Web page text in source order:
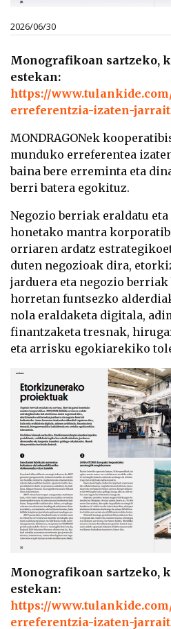
2026/06/30
Monografikoan sartzeko,
estekan:
https://
erreferentzia-izaten-
MONDRAGONek
munduko erreferentea
baina bere erreminta eta
berri batera egokituz.
Negozio berriak eraldatu
honetako mantra
orriaren ardatz
duten negozioak dira,
jarduera eta negozio
horretan funtsezko
nola eraldaketa digitala,
finantzaketa tresnak,
eta arrisku egokiarekiko
Monografikoan sartzeko,
estekan:
https://
erreferentzia-izaten-